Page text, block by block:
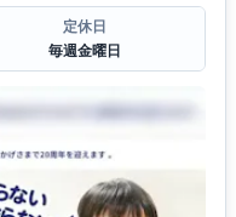
定休日
毎週金曜日